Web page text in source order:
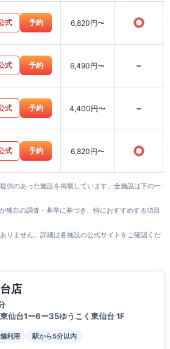
式 予約 6,820円〜 ○
式 予約 6,490円〜 -
式 予約 4,400円〜 -
式 予約 6,820円〜 ○
供のあった施設を掲載しています。全施設は下の一
独自の調査・基準に基づき、特におすすめする項目
りません。詳細は各施設の公式サイトをご確認くだ
店
仙台1ー6ー35ゆうこく東仙台 1F
利用 駅から5分以内